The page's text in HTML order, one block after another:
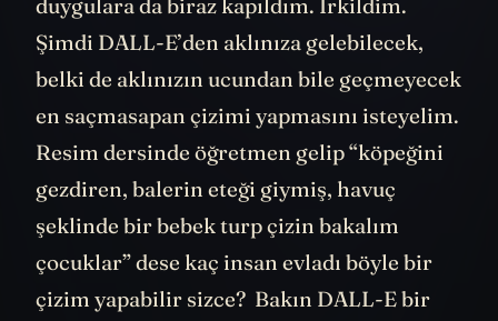
duygulara da biraz kapıldım. İrkildim.
Şimdi DALL-E’den aklınıza gelebilecek,
belki de aklınızın ucundan bile geçmeyecek
en saçmasapan çizimi yapmasını isteyelim.
Resim dersinde öğretmen gelip “köpeğini
gezdiren, balerin eteği giymiş, havuç
şeklinde bir bebek turp çizin bakalım
çocuklar” dese kaç insan evladı böyle bir
çizim yapabilir sizce? Bakın DALL-E bir